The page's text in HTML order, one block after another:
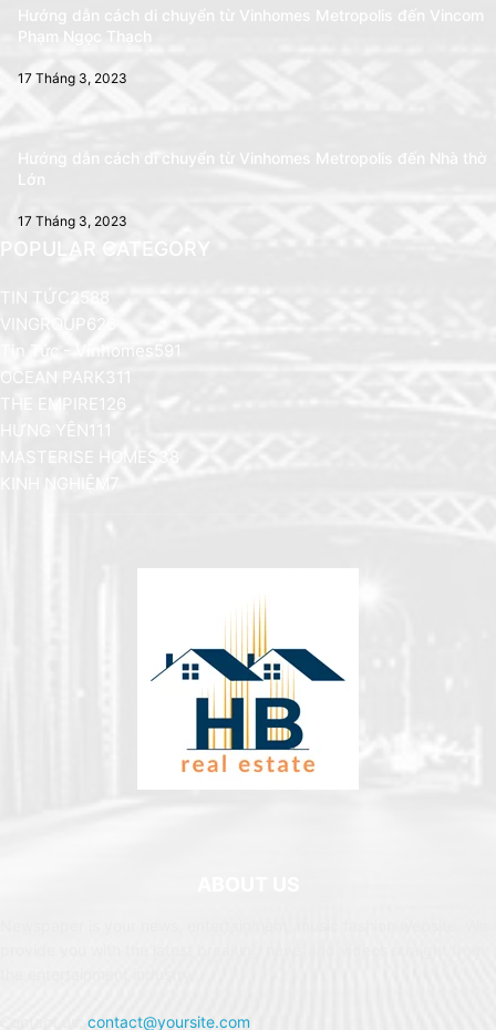
Hướng dẫn cách di chuyển từ Vinhomes Metropolis đến Vincom
Phạm Ngọc Thạch
17 Tháng 3, 2023
Hướng dẫn cách di chuyển từ Vinhomes Metropolis đến Nhà thờ
Lớn
17 Tháng 3, 2023
POPULAR CATEGORY
TIN TỨC 2588
VINGROUP626
Tin Tức - Vinhomes 591
OCEAN PARK 311
THE EMPIRE126
HƯNG YÊN 111
MASTERISE HOMES
38
KINH NGHIỆM 7
contact@yoursite.com